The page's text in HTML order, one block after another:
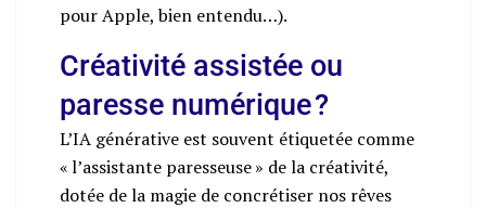
pour Apple, bien entendu…).
Créativité assistée ou
paresse numérique ?
L’IA générative est souvent étiquetée comme
« l’assistante paresseuse » de la créativité,
dotée de la magie de concrétiser nos rêves